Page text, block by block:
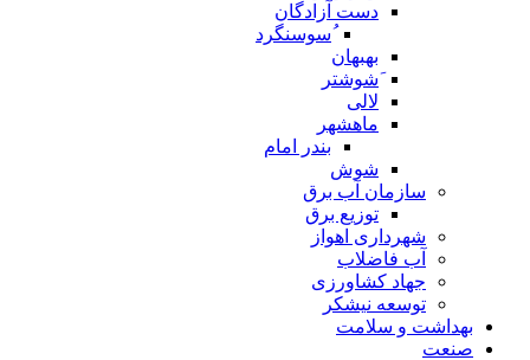
دست آزادگان
ُسوسنگرد
بهبهان
َشوشتر
لالی
ماهشهر
بندر امام
شوش
سازمان آب برق
توزیع برق
شهرداری اهواز
آب فاضلاب
جهاد کشاورزی
توسعه نیشکر
بهداشت و سلامت
صنعت